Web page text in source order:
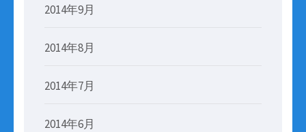
2014年9月
2014年8月
2014年7月
2014年6月